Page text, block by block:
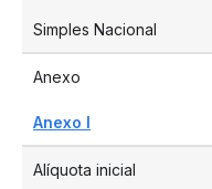
Simples Nacional
Anexo
Anexo I
Alíquota inicial